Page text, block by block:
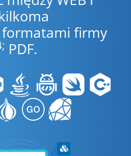
firmy
PDF.